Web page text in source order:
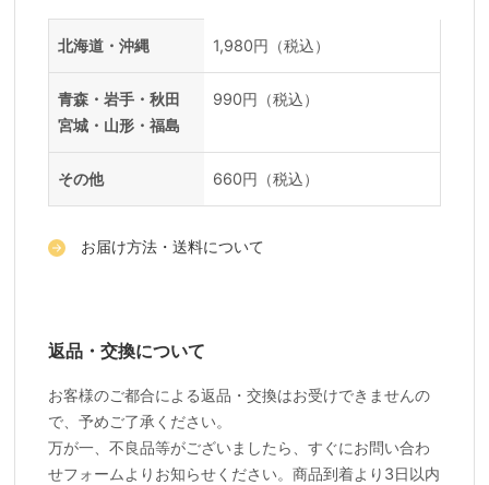
地域 料金
北海道・沖縄 1,980円（税込）
青森・岩手・秋田
宮城・山形・福島
990円（税込）
その他 660円（税込）
お届け方法・送料について
返品・交換について
お客様のご都合による返品・交換はお受けできませんの
で、予めご了承ください。
万が一、不良品等がございましたら、すぐにお問い合わ
せフォームよりお知らせください。商品到着より3日以内